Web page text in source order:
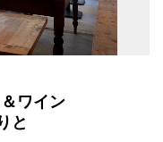
ワイン
と